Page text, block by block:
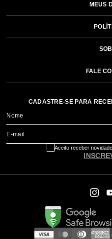
MEUS
FALE
CADASTRE-SE PARA
Nome
E-mail
Aceito receber